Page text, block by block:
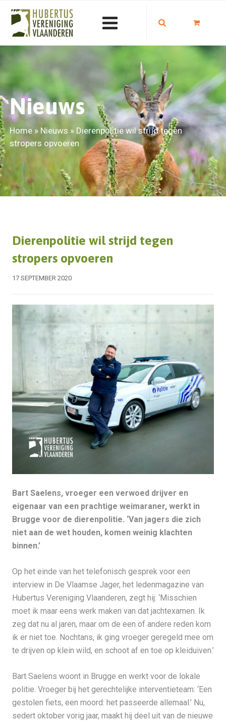
Nieuws
Home» Nieuws » Dierenpolitie wil strijd tegen
stropers opvoeren
Dierenpolitie wil strijd tegen
stropers opvoeren
17 SEPTEMBER 2020
Bart Saelens, vroeger een verwoed drijver en
eigenaar van een prachtige weimaraner, werkt in
Brugge voor de dierenpolitie. ‘Van jagers die zich
niet aan de wet houden, komen weinig klachten
binnen.’
Op het einde van het telefonisch gesprek voor een
interview in De Vlaamse Jager, het ledenmagazine van
Hubertus Vereniging Vlaanderen, zegt hij: ‘Misschien
moet ik maar eens werk maken van dat jachtexamen. Ik
zeg dat nu al jaren, maar om de een of andere reden kom
ik er niet toe. Nochtans, ik ging vroeger geregeld mee om
te drijven op klein wild, en schoot af en toe op kleiduiven.’
Bart Saelens woont in Brugge en werkt voor de lokale
politie. Vroeger bij het gerechtelijke interventieteam: ‘Een
gestolen fiets, een moord: het passeerde allemaal.’ Nu,
sedert oktober vorig jaar, maakt hij deel uit van de nieuwe